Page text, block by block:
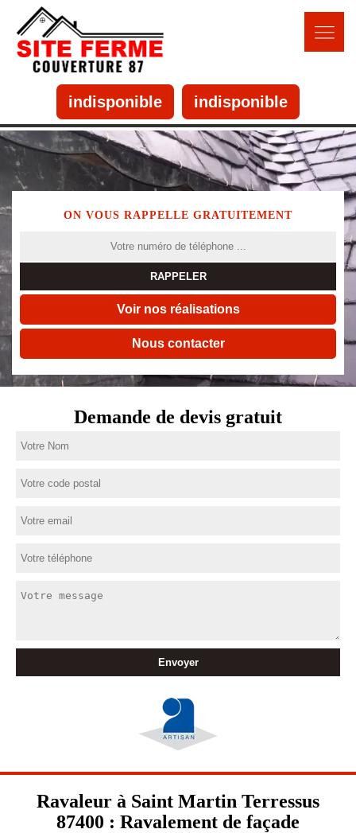
indisponible indisponible
ON VOUS RAPPELLE GRATUITEMENT
Voir nos réalisations
Nous contacter
Demande de devis gratuit
Ravaleur à Saint Martin Terressus
87400 : Ravalement de façade